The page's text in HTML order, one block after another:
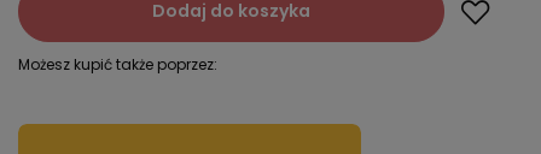
Dodaj do koszyka
Możesz kupić także poprzez: